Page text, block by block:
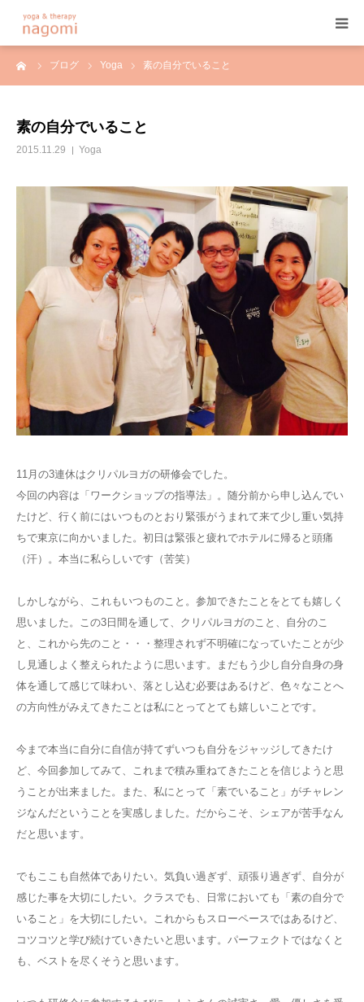
ブログ Yoga 素の自分でいること
素の自分でいること
2015.11.29 Yoga
11月の3連休はクリパルヨガの研修会でした。
今回の内容は「ワークショップの指導法」。随分前から申し込んでい
たけど、行く前にはいつものとおり緊張がうまれて来て少し重い気持
ちで東京に向かいました。初日は緊張と疲れでホテルに帰ると頭痛
（汗）。本当に私らしいです（苦笑）
しかしながら、これもいつものこと。参加できたことをとても嬉しく
思いました。この3日間を通して、クリパルヨガのこと、自分のこ
と、これから先のこと・・・整理されず不明確になっていたことが少
し見通しよく整えられたように思います。まだもう少し自分自身の身
体を通して感じて味わい、落とし込む必要はあるけど、色々なことへ
の方向性がみえてきたことは私にとってとても嬉しいことです。
今まで本当に自分に自信が持てずいつも自分をジャッジしてきたけ
ど、今回参加してみて、これまで積み重ねてきたことを信じようと思
うことが出来ました。また、私にとって「素でいること」がチャレン
ジなんだということを実感しました。だからこそ、シェアが苦手なん
だと思います。
でもここも自然体でありたい。気負い過ぎず、頑張り過ぎず、自分が
感じた事を大切にしたい。クラスでも、日常においても「素の自分で
いること」を大切にしたい。これからもスローペースではあるけど、
コツコツと学び続けていきたいと思います。パーフェクトではなくと
も、ベストを尽くそうと思います。
HOME
ヨガセラピー
アーユルヴェーダ
プログラム&料金